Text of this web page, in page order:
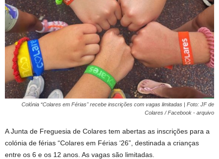
Colónia “Colares em Férias" recebe inscrições com vagas limitadas | Foto: JF de
Colares / Facebook - arquivo
A Junta de Freguesia de Colares tem abertas as inscrições para a
colónia de férias “Colares em Férias ‘26”, destinada a crianças
entre os 6 e os 12 anos. As vagas são limitadas.